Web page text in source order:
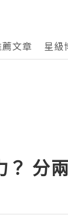
文章 星級
？ 分